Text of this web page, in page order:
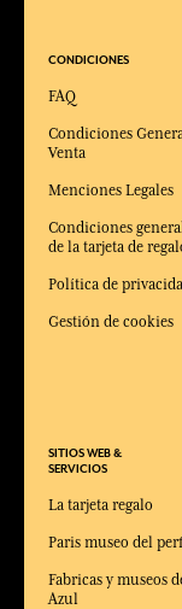
CONDICIONES
FAQ
Condiciones
Venta
Menciones Legales
Condiciones
de la tarjeta de
Política de
Gestión de cookies
SITIOS WEB &
SERVICIOS
La tarjeta regalo
Paris museo del
Fabricas y museos
Azul